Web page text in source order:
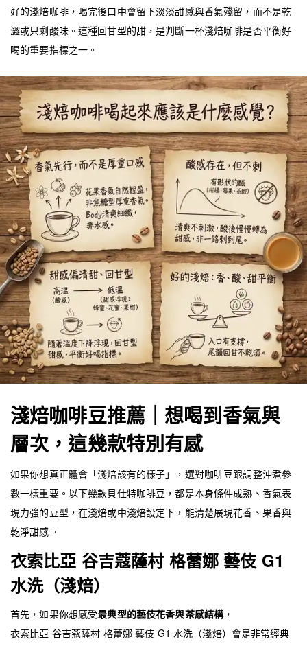
好的淺焙咖啡，喝完後口中會留下淡淡甜感與香氣殘留，而不是乾
澀或只剩酸味。這種回甘型的甜，是判斷一杯淺焙咖啡是否平衡好
喝的重要指標之一。
淺焙咖啡豆推薦｜想喝到香氣與
層次，這幾款特別有感
如果你想真正體會「淺焙該有的樣子」，選對咖啡豆跟調整沖煮參
數一樣重要。以下幾款貝仕特咖啡豆，都是本身條件成熟、香氣表
現力強的豆型，在淺焙或中淺焙設定下，能清楚展現花香、果香與
乾淨甜感。
衣索比亞 谷吉蔻薩村 格蕾娜 藝伎 G1
水洗（淺焙）
首先，如果你想感受最典型的藝伎花香與茶感結構，
衣索比亞 谷吉蔻薩村 格蕾娜 藝伎 G1 水洗（淺焙）會是非常經典